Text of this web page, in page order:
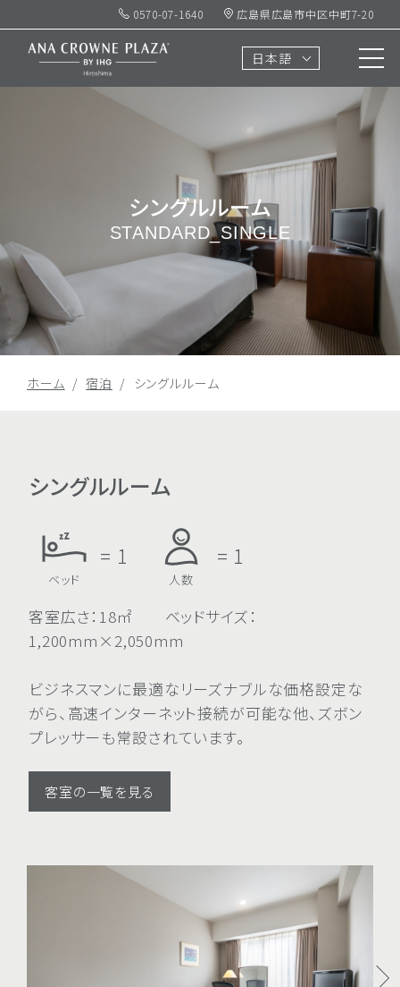
0570-07-1640 広島県広島市中区中町7-20
日本語
シングルルーム
STANDARD_SINGLE
ホーム 宿泊 シングルルーム
シングルルーム
ベッド
= 1
人数
= 1
客室広さ：18㎡ ベッドサイズ：
1,200mm×2,050mm
ビジネスマンに最適なリーズナブルな価格設定な
がら、高速インターネット接続が可能な他、ズボン
プレッサーも常設されています。
客室の一覧を見る